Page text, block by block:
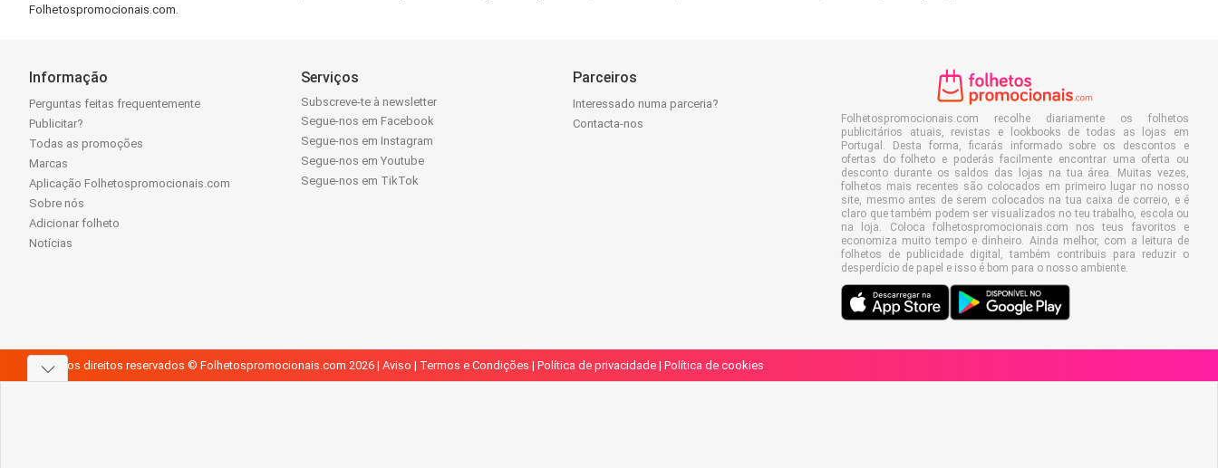
Folhetospromocionais.com.
Informação
Perguntas feitas frequentemente
Publicitar?
Todas as promoções
Marcas
Aplicação Folhetospromocionais.com
Sobre nós
Adicionar folheto
Notícias
Serviços
Subscreve-te à newsletter
Segue-nos em Facebook
Segue-nos em Instagram
Segue-nos em Youtube
Segue-nos em TikTok
Parceiros
Interessado numa parceria?
Contacta-nos
Folhetospromocionais.com recolhe diariamente os folhetos
publicitários atuais, revistas e lookbooks de todas as lojas em
Portugal. Desta forma, ficarás informado sobre os descontos e
ofertas do folheto e poderás facilmente encontrar uma oferta ou
desconto durante os saldos das lojas na tua área. Muitas vezes,
folhetos mais recentes são colocados em primeiro lugar no nosso
site, mesmo antes de serem colocados na tua caixa de correio, e é
claro que também podem ser visualizados no teu trabalho, escola ou
na loja. Coloca folhetospromocionais.com nos teus favoritos e
economiza muito tempo e dinheiro. Ainda melhor, com a leitura de
folhetos de publicidade digital, também contribuis para reduzir o
desperdício de papel e isso é bom para o nosso ambiente.
Todos os direitos reservados © Folhetospromocionais.com 2026 | Aviso | Termos e Condições | Política de privacidade | Política de cookies